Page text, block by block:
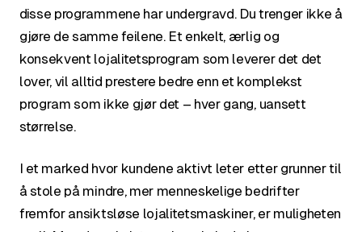
disse programmene har undergravd. Du trenger ikke å
gjøre de samme feilene. Et enkelt, ærlig og
konsekvent lojalitetsprogram som leverer det det
lover, vil alltid prestere bedre enn et komplekst
program som ikke gjør det – hver gang, uansett
størrelse.
I et marked hvor kundene aktivt leter etter grunner til
å stole på mindre, mer menneskelige bedrifter
fremfor ansiktsløse lojalitetsmaskiner, er muligheten